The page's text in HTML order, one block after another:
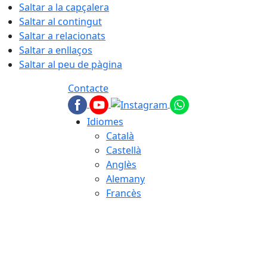
Saltar a la capçalera
Saltar al contingut
Saltar a relacionats
Saltar a enllaços
Saltar al peu de pàgina
Contacte
Idiomes
Català
Castellà
Anglès
Alemany
Francès